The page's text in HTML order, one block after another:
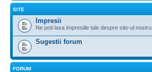
SITE
Impresii
Ne poti lasa impresiile tale despre site-ul nostru
Sugestii forum
FORUM